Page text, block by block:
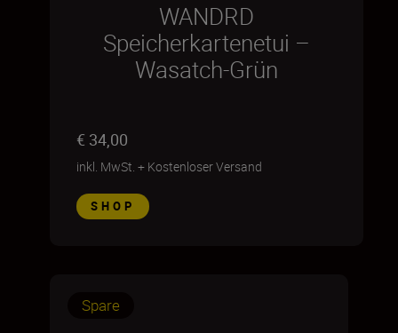
WANDRD
Speicherkartenetui –
Wasatch-Grün
€ 34,00
inkl. MwSt. + Kostenloser Versand
SHOP
Spare